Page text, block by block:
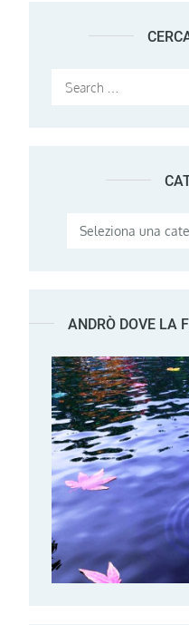
Search
Categorie
ANDRÒ DOVE LA